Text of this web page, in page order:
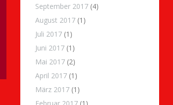
September 2017(4)
August 2017(1)
Juli 2017(1)
Juni 2017(1)
Mai 2017(2)
April 2017(1)
März 2017(1)